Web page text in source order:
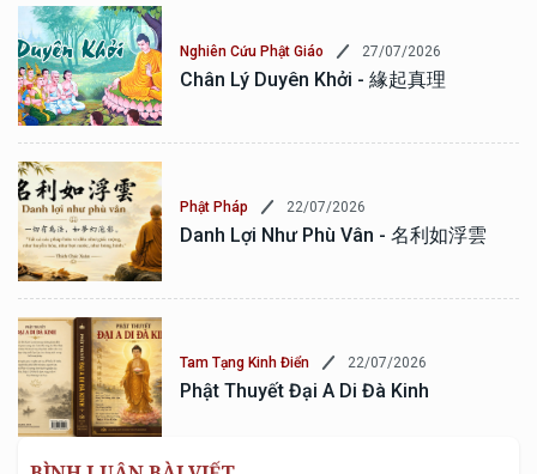
Nghiên Cứu Phật Giáo 27/07/2026
Chân Lý Duyên Khởi - 緣起真理
Phật Pháp 22/07/2026
Danh Lợi Như Phù Vân - 名利如浮雲
Tam Tạng Kinh Điển 22/07/2026
Phật Thuyết Đại A Di Đà Kinh